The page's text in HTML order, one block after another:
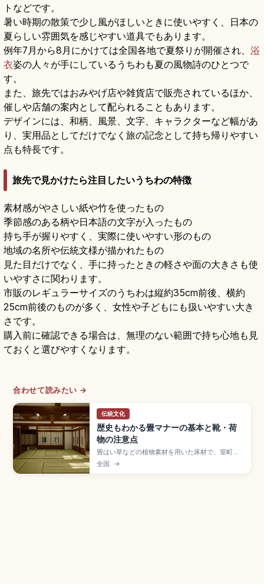
トなどです。
暑い時期の散策で少し風がほしいときに使いやすく、日本の
夏らしい雰囲気を感じやすい道具でもあります。
例年7月から8月にかけては全国各地で夏祭りが開催され、 浴
衣姿の人々が手にしているうちわも夏の風物詩のひとつで
す。
また、旅先ではおみやげ店や雑貨店で販売されているほか、
催しや店舗の案内として配られることもあります。
デザインには、和柄、風景、文字、キャラクターなど幅があ
り、実用品としてだけでなく旅の記念として持ち帰りやすい
点も特長です。
旅先で見かけたら注目したいうちわの特徴
素材感がやさしい紙や竹を使ったもの
季節感のある柄や日本語の文字が入ったもの
持ち手が握りやすく、実際に使いやすい形のもの
地域の名所や伝統文様が描かれたもの
見た目だけでなく、手に持ったときの軽さや面の大きさも使
いやすさに関わります。
市販のレギュラーサイズのうちわは縦約35cm前後、横約
25cm前後のものが多く、女性や子どもにも扱いやすい大き
さです。
購入前に確認できる場合は、無理のない範囲で持ち心地も見
ておくと選びやすくなります。
合わせて読みたい →
伝統文化
歴史もわかる畳マナーの基本と靴・荷
物の注意点
畳はい草などの植物素材を用いた床材で、室町時
代以降に部屋全体に敷き詰める形が広まった日本
の住まい文化の象徴。土足禁止で靴は脱いだら出
全国 →